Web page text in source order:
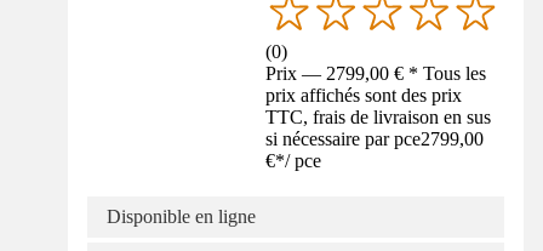
(0)
Prix — 2799,00 € * Tous les
prix affichés sont des prix
TTC, frais de livraison en sus
si nécessaire par pce2799,00
€*/ pce
Disponible en ligne